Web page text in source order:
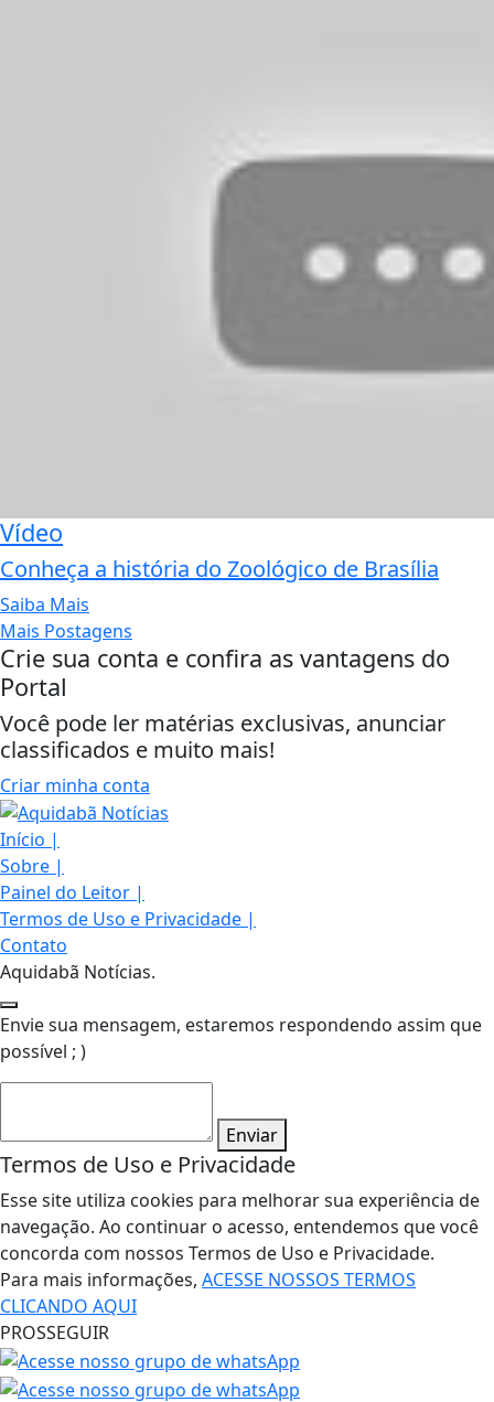
Vídeo
Conheça a história do Zoológico de Brasília
Saiba Mais
Mais Postagens
Crie sua conta e confira as vantagens do
Portal
Você pode ler matérias exclusivas, anunciar
classificados e muito mais!
Criar minha conta
Início |
Sobre |
Painel do Leitor |
Termos de Uso e Privacidade |
Contato
Aquidabã Notícias.
Envie sua mensagem, estaremos respondendo assim que
possível ; )
Enviar
Termos de Uso e Privacidade
Esse site utiliza cookies para melhorar sua experiência de
navegação. Ao continuar o acesso, entendemos que você
concorda com nossos Termos de Uso e Privacidade.
Para mais informações, ACESSE NOSSOS TERMOS
CLICANDO AQUI
PROSSEGUIR